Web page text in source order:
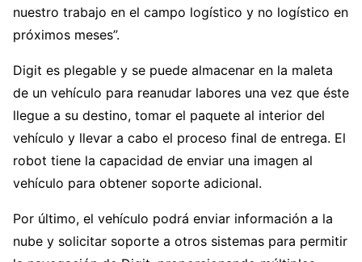
nuestro trabajo en el campo logístico y no logístico en
próximos meses”.
Digit es plegable y se puede almacenar en la maleta
de un vehículo para reanudar labores una vez que éste
llegue a su destino, tomar el paquete al interior del
vehículo y llevar a cabo el proceso final de entrega. El
robot tiene la capacidad de enviar una imagen al
vehículo para obtener soporte adicional.
Por último, el vehículo podrá enviar información a la
nube y solicitar soporte a otros sistemas para permitir